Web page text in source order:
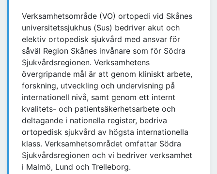
Verksamhetsområde (VO) ortopedi vid Skånes
universitetssjukhus (Sus) bedriver akut och
elektiv ortopedisk sjukvård med ansvar för
såväl Region Skånes invånare som för Södra
Sjukvårdsregionen. Verksamhetens
övergripande mål är att genom kliniskt arbete,
forskning, utveckling och undervisning på
internationell nivå, samt genom ett internt
kvalitets- och patientsäkerhetsarbete och
deltagande i nationella register, bedriva
ortopedisk sjukvård av högsta internationella
klass. Verksamhetsområdet omfattar Södra
Sjukvårdsregionen och vi bedriver verksamhet
i Malmö, Lund och Trelleborg.